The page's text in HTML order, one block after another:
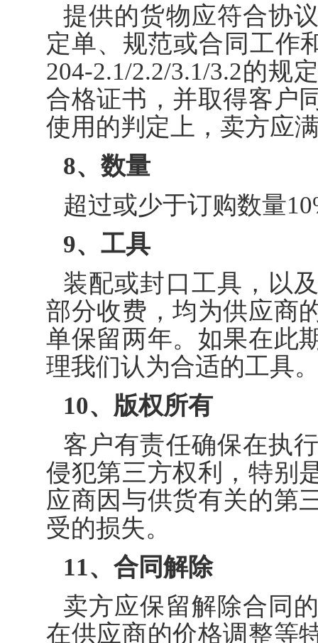
提供的货物应符合协
定单、规范或合同工作
204-2.1/2.2/3.1/3.2的规
合格证书，并取得客户
使用的判定上，卖方应
8、数量
超过或少于订购数量
9、工具
装配或封口工具，以
部分收费，均为供应商
单保留两年。如果在此
理我们认为合适的工具
10、版权所有
客户有责任确保在执
侵犯第三方权利，特别
应商因与供货有关的第
受的损失。
11、合同解除
卖方应保留解除合同
在供应商的价格调整等